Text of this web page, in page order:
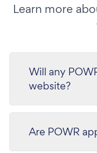
Learn more
Will any
website?
Are POWR